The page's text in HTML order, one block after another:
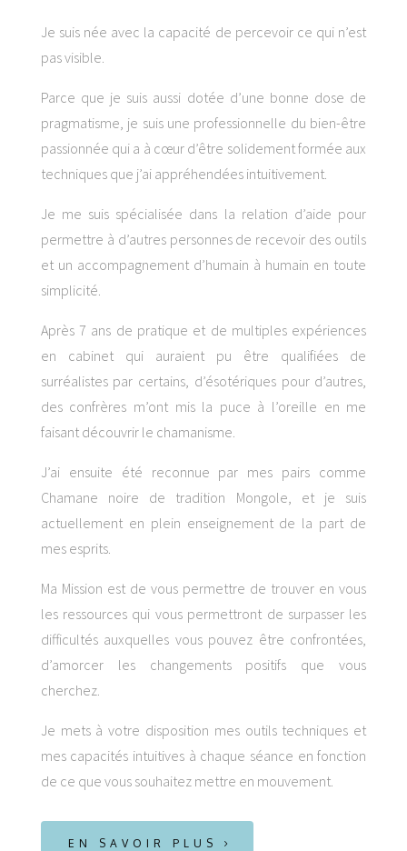
Je suis née avec la capacité de percevoir ce qui n’est
pas visible.
Parce que je suis aussi dotée d’une bonne dose de
pragmatisme, je suis une professionnelle du bien-être
passionnée qui a à cœur d’être solidement formée aux
techniques que j’ai appréhendées intuitivement.
Je me suis spécialisée dans la relation d’aide pour
permettre à d’autres personnes de recevoir des outils
et un accompagnement d’humain à humain en toute
simplicité.
Après 7 ans de pratique et de multiples expériences
en cabinet qui auraient pu être qualifiées de
surréalistes par certains, d’ésotériques pour d’autres,
des confrères m’ont mis la puce à l’oreille en me
faisant découvrir le chamanisme.
J’ai ensuite été reconnue par mes pairs comme
Chamane noire de tradition Mongole, et je suis
actuellement en plein enseignement de la part de
mes esprits.
Ma Mission est de vous permettre de trouver en vous
les ressources qui vous permettront de surpasser les
difficultés auxquelles vous pouvez être confrontées,
d’amorcer les changements positifs que vous
cherchez.
Je mets à votre disposition mes outils techniques et
mes capacités intuitives à chaque séance en fonction
de ce que vous souhaitez mettre en mouvement.
EN SAVOIR PLUS